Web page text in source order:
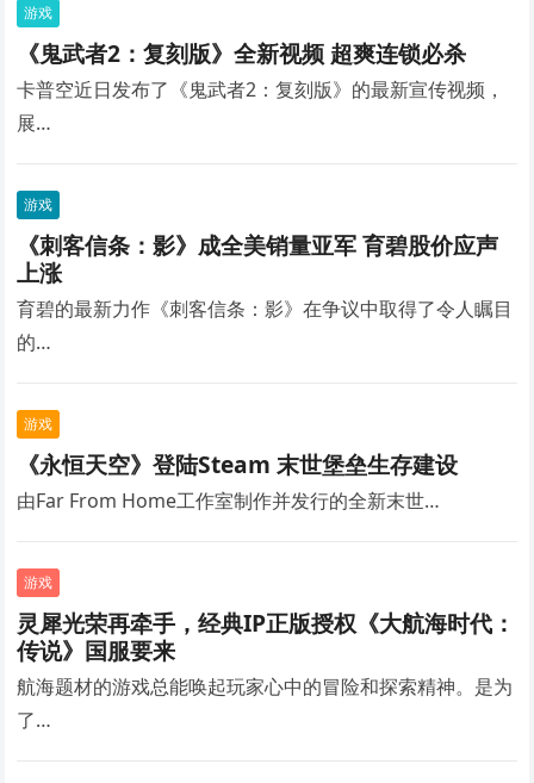
游戏
《鬼武者2：复刻版》全新视频 超爽连锁必杀
卡普空近日发布了《鬼武者2：复刻版》的最新宣传视频，
展…
游戏
《刺客信条：影》成全美销量亚军 育碧股价应声
上涨
育碧的最新力作《刺客信条：影》在争议中取得了令人瞩目
的…
游戏
《永恒天空》登陆Steam 末世堡垒生存建设
由Far From Home工作室制作并发行的全新末世…
游戏
灵犀光荣再牵手，经典IP正版授权《大航海时代：
传说》国服要来
航海题材的游戏总能唤起玩家心中的冒险和探索精神。是为
了…